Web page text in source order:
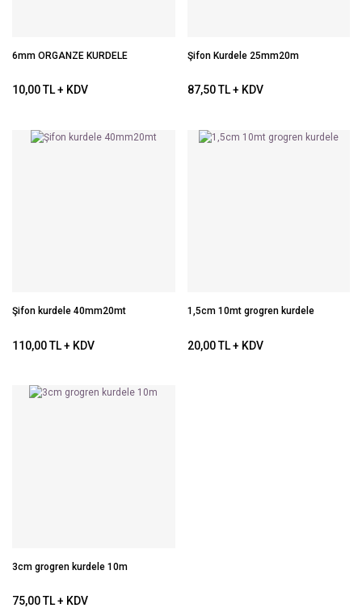
6mm ORGANZE KURDELE
10,00 TL + KDV
Şifon Kurdele 25mm20m
87,50 TL + KDV
Şifon kurdele 40mm20mt
110,00 TL + KDV
1,5cm 10mt grogren kurdele
20,00 TL + KDV
3cm grogren kurdele 10m
75,00 TL + KDV